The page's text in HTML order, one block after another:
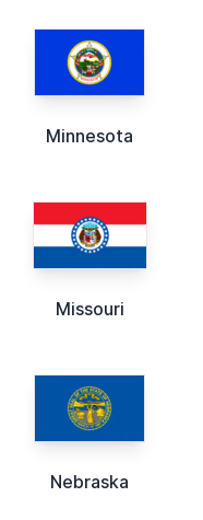
Minnesota
Missouri
Nebraska